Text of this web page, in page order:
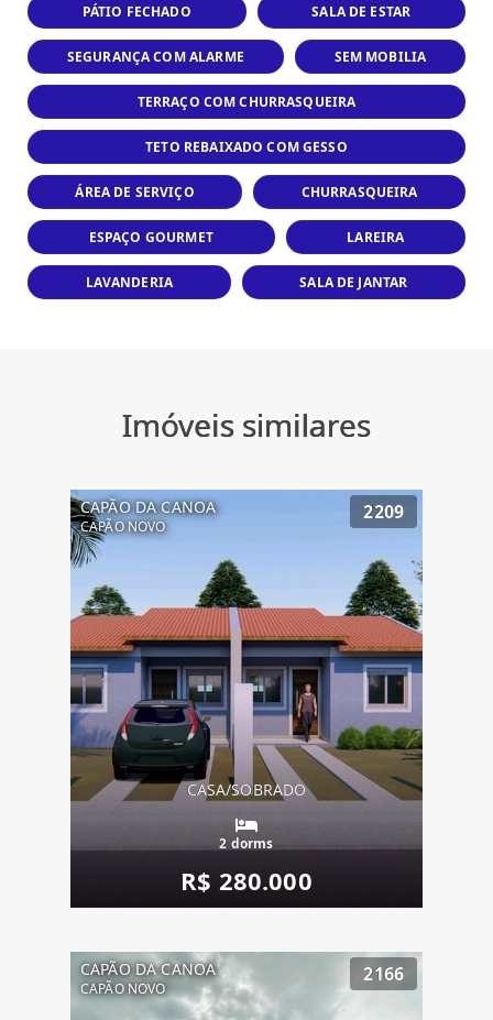
PÁTIO FECHADO SALA DE ESTAR
SEGURANÇA COM ALARME SEM MOBILIA
TERRAÇO COM CHURRASQUEIRA
TETO REBAIXADO COM GESSO
ÁREA DE SERVIÇO CHURRASQUEIRA
ESPAÇO GOURMET LAREIRA
LAVANDERIA SALA DE JANTAR
Imóveis similares
CAPÃO DA CANOA
CAPÃO NOVO
2209
CASA/SOBRADO
2 dorms
R$ 280.000
CAPÃO DA CANOA
CAPÃO NOVO
2166